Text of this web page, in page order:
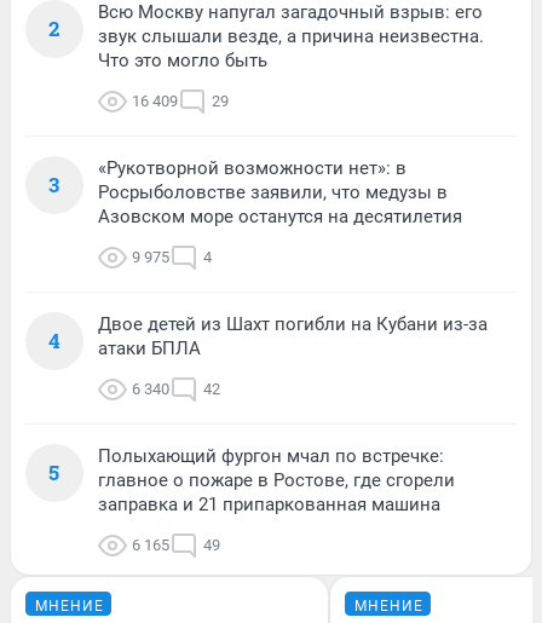
2
Всю Москву напугал загадочный взрыв: его
звук слышали везде, а причина неизвестна.
Что это могло быть
16 409 29
3
«Рукотворной возможности нет»: в
Росрыболовстве заявили, что медузы в
Азовском море останутся на десятилетия
9 975 4
4
Двое детей из Шахт погибли на Кубани из-за
атаки БПЛА
6 340 42
5
Полыхающий фургон мчал по встречке:
главное о пожаре в Ростове, где сгорели
заправка и 21 припаркованная машина
6 165 49
МНЕНИЕ МНЕНИЕ